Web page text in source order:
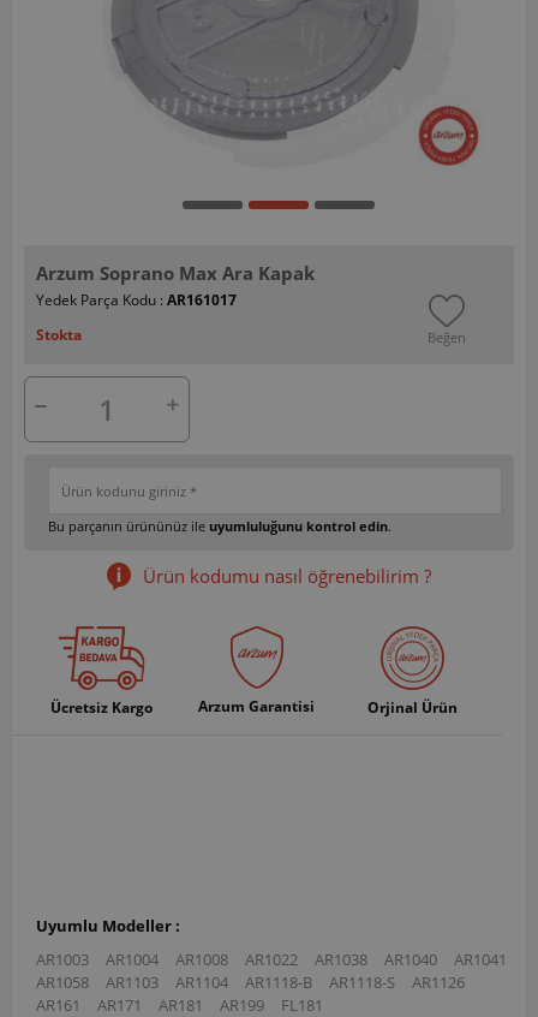
Arzum Soprano Max Ara Kapak
Yedek Parça Kodu : AR161017
Stokta
Beğen
Bu parçanın ürününüz ile uyumluluğunu kontrol edin.
Ürün kodumu nasıl öğrenebilirim ?
Ücretsiz Kargo Arzum Garantisi Orjinal Ürün
Uyumlu Modeller :
AR1003
AR1004 AR1008 AR1022 AR1038 AR1040
AR1041
AR1058
AR1103 AR1104 AR1118-B AR1118-S
AR1126
AR161
AR171 AR181 AR199 FL181